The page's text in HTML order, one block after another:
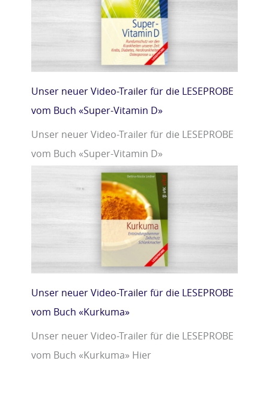
Unser neuer Video-Trailer für die LESEPROBE
vom Buch «Super-Vitamin D»
Unser neuer Video-Trailer für die LESEPROBE
vom Buch «Super-Vitamin D»
Unser neuer Video-Trailer für die LESEPROBE
vom Buch «Kurkuma»
Unser neuer Video-Trailer für die LESEPROBE
vom Buch «Kurkuma» Hier